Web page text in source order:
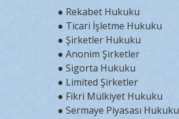
● Rekabet Hukuku
● Ticari İşletme Hukuku
● Şirketler Hukuku
● Anonim Şirketler
● Sigorta Hukuku
● Limited Şirketler
● Fikri Mülkiyet Hukuku
● Sermaye Piyasası Hukuku